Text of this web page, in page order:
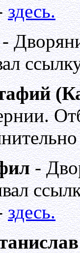
здесь.
-
здесь.